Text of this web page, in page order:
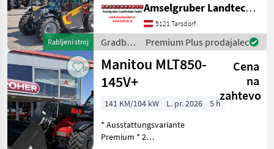
Rabljeni stroj
Teleskopladermarkt. Stufe
5 Motor - -Größte Kabine
(Baugleich vom Modell 26.6
Mini Agri) -50
Amselgruber Landtechnik GmbH
5121 Tarsdorf
Gradbeni
stroji /
Dieci
Premium Plus prodajalec
Manitou MLT850-
145V+
Cena
na
zahtevo
141 KM/104 kW L. pr. 2026
5 h
* Ausstattungsvariante
Premium * 2